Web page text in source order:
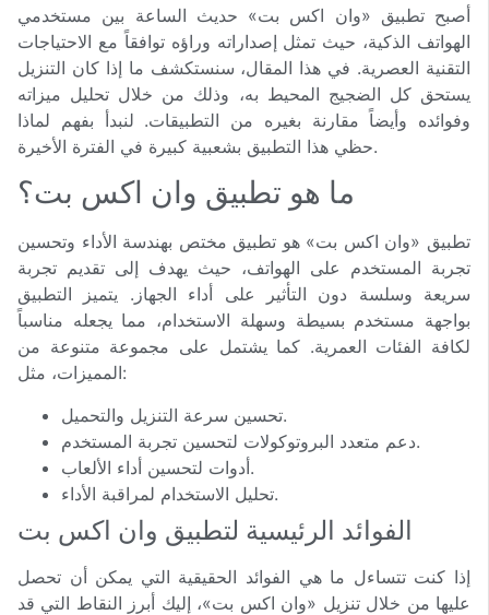
أصبح تطبيق «وان اكس بت» حديث الساعة بين مستخدمي
الهواتف الذكية، حيث تمثل إصداراته وراؤه توافقاً مع الاحتياجات
التقنية العصرية. في هذا المقال، سنستكشف ما إذا كان التنزيل
يستحق كل الضجيج المحيط به، وذلك من خلال تحليل ميزاته
وفوائده وأيضاً مقارنة بغيره من التطبيقات. لنبدأ بفهم لماذا
حظي هذا التطبيق بشعبية كبيرة في الفترة الأخيرة.
ما هو تطبيق وان اكس بت؟
تطبيق «وان اكس بت» هو تطبيق مختص بهندسة الأداء وتحسين
تجربة المستخدم على الهواتف، حيث يهدف إلى تقديم تجربة
سريعة وسلسة دون التأثير على أداء الجهاز. يتميز التطبيق
بواجهة مستخدم بسيطة وسهلة الاستخدام، مما يجعله مناسباً
لكافة الفئات العمرية. كما يشتمل على مجموعة متنوعة من
المميزات، مثل:
تحسين سرعة التنزيل والتحميل.
دعم متعدد البروتوكولات لتحسين تجربة المستخدم.
أدوات لتحسين أداء الألعاب.
تحليل الاستخدام لمراقبة الأداء.
الفوائد الرئيسية لتطبيق وان اكس بت
إذا كنت تتساءل ما هي الفوائد الحقيقية التي يمكن أن تحصل
عليها من خلال تنزيل «وان اكس بت»، إليك أبرز النقاط التي قد